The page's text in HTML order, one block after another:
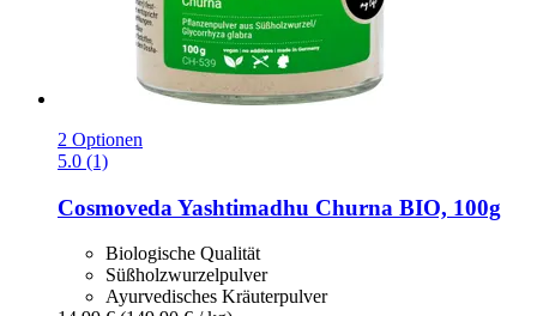
2 Optionen
5.0 (1)
Cosmoveda Yashtimadhu Churna BIO, 100g
Biologische Qualität
Süßholzwurzelpulver
Ayurvedisches Kräuterpulver